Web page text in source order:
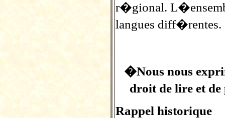
r�gional.
langues diff�rentes.
�Nous nous
droit de lire et
Rappel historique